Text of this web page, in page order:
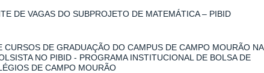
DE VAGAS DO SUBPROJETO DE MATEMÁTICA – PIBID
DE GRADUAÇÃO DO CAMPUS DE CAMPO MOURÃO NA
NO PIBID - PROGRAMA INSTITUCIONAL DE BOLSA DE
DE CAMPO MOURÃO